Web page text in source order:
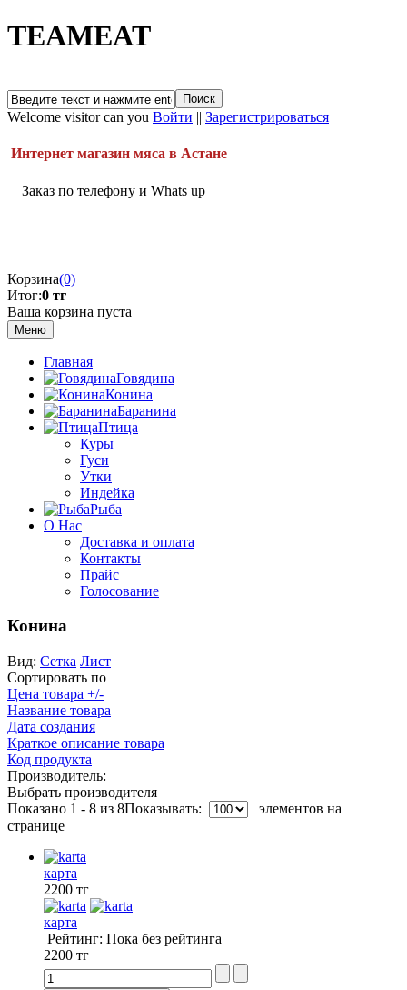
TEAMEAT
Welcome visitor can you Войти || Зарегистрироваться
Интернет магазин мяса в Астане
Заказ по телефону и Whats up
Корзина(0)
Итог:0 тг
Ваша корзина пуста
Меню
Главная
Говядина
Конина
Баранина
Птица
Куры
Гуси
Утки
Индейка
Рыба
О Нас
Доставка и оплата
Контакты
Прайс
Голосование
Конина
Вид: Сетка Лист
Сортировать по
Цена товара +/-
Название товара
Дата создания
Краткое описание товара
Код продукта
Производитель:
Выбрать производителя
Показано 1 - 8 из 8Показывать:
элементов на
странице
карта
2200 тг
карта
Рейтинг: Пока без рейтинга
2200 тг